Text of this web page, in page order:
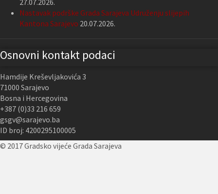
27.07.2026.
Nastavak podrške Grada Sarajeva Udruženju slijepih
Kantona Sarajevo 20.07.2026.
Osnovni kontakt podaci
Hamdije Kreševljakovića 3
71000 Sarajevo
Bosna i Hercegovina
+387 (0)33 216 659
gsgv@sarajevo.ba
ID broj: 4200295100005
© 2017 Gradsko vijeće Grada Sarajeva